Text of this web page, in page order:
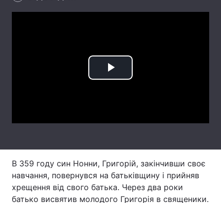
Тема оформлення
Play
В 359 году син Нонни, Григорій, закінчивши своє
навчання, повернувся на батьківщину і прийняв
хрещення від свого батька. Через два роки
батько висвятив молодого Григорія в священики.